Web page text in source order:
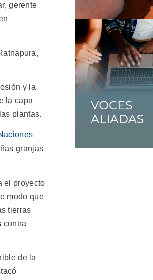
gerente
y la
la capa
plantas.
granjas
el proyecto
modo que
tierras
contra
de la